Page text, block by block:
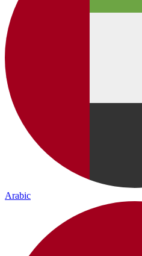
Arabic